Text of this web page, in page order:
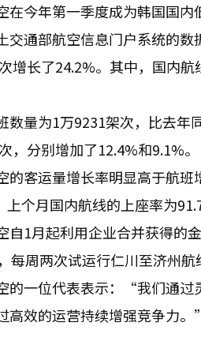
在今年第一季度成为韩国国内
交通部航空信息门户系统的
增长了24.2%。其中，国内
数量为1万9231架次，比去年
，分别增加了12.4%和9.1%。
的客运量增长率明显高于航
上个月国内航线的上座率为
自1月起利用企业合并获得的
每周两次试运行仁川至济州
的一位代表表示：“我们通过
高效的运营持续增强竞争力。”